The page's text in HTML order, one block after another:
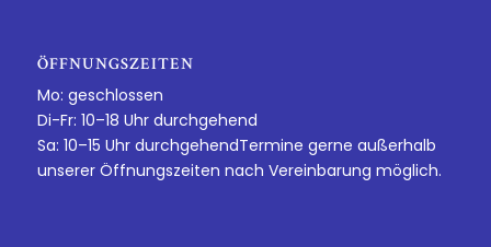
ÖFFNUNGSZEITEN
Mo: geschlossen
Di-Fr: 10–18 Uhr durchgehend
Sa: 10–15 Uhr durchgehendTermine gerne außerhalb
unserer Öffnungszeiten nach Vereinbarung möglich.